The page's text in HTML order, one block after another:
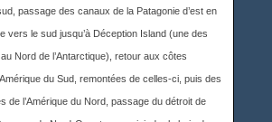
passage des canaux de la Patagonie d’est en
vers le sud jusqu’à Déception Island (une des
Nord de l’Antarctique), retour aux côtes
du Sud, remontées de celles-ci, puis des
de l’Amérique du Nord, passage du détroit de